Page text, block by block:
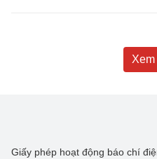
Giấy phép hoạt động báo chí